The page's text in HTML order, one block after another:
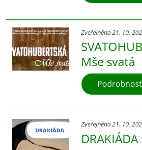
Zveřejněno 21. 10.
Mše svatá
Zveřejněno 21. 10.
DRAKIÁDA